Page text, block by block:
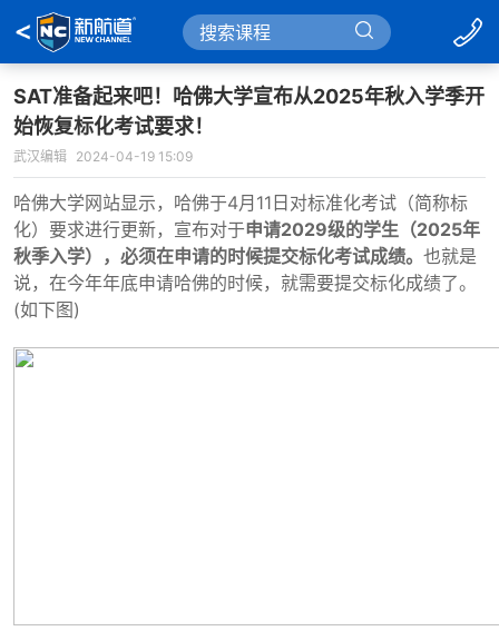
SAT准备起来吧！哈佛大学宣布从2025年秋入学季开
始恢复标化考试要求！
武汉编辑 2024-04-19 15:09
哈佛大学网站显示，哈佛于4月11日对标准化考试（简称标
化）要求进行更新，宣布对于申请2029级的学生（2025年
秋季入学），必须在申请的时候提交标化考试成绩。 也就是
说，在今年年底申请哈佛的时候，就需要提交标化成绩了。
(如下图)